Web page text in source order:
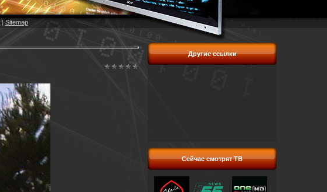
|Sitemap
Другие ссылки
Сейчас смотрят ТВ